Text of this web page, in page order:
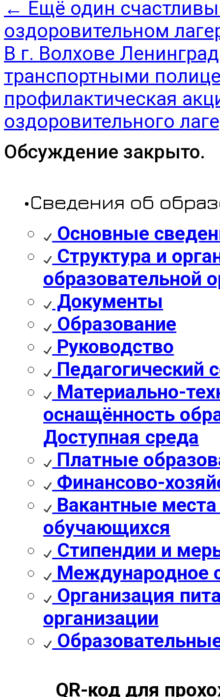
← Ещё один
оздоровительном
В г. Волхове
транспортными
профилактическая
оздоровительного
Обсуждение закрыто.
•Сведения об
Основные
Структура и
образовательной
Документы
Образование
Руководство
Педагогический
Материально-
оснащённость
Доступная среда
Платные
Финансово-
Вакантные
обучающихся
Стипендии и
Международное
Организация
организации
QR-код для